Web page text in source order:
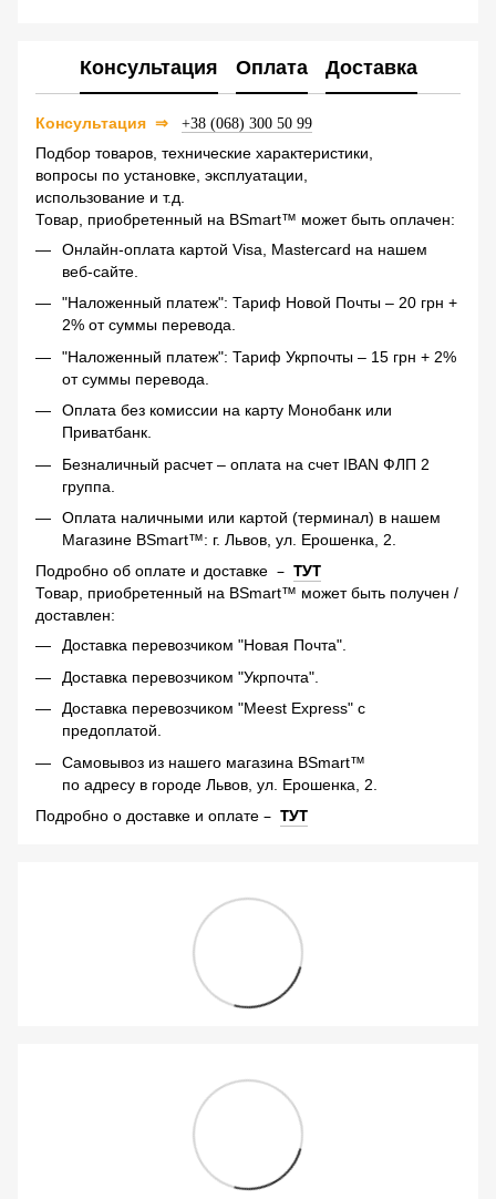
Консультация Оплата Доставка
Консультация ⇒ +38 (068) 300 50 99
Подбор товаров, технические характеристики,
вопросы по установке, эксплуатации,
использование и т.д.
Товар, приобретенный на BSmart™ может быть оплачен:
Онлайн-оплата картой Visa, Mastercard на нашем
веб-сайте.
"Наложенный платеж": Тариф Новой Почты – 20 грн +
2% от суммы перевода.
"Наложенный платеж": Тариф Укрпочты – 15 грн + 2%
от суммы перевода.
Оплата без комиссии на карту Монобанк или
Приватбанк.
Безналичный расчет – оплата на счет IBAN ФЛП 2
группа.
Оплата наличными или картой (терминал) в нашем
Магазине BSmart™: г. Львов, ул. Ерошенка, 2.
Подробно об оплате и доставке – ТУТ
Товар, приобретенный на BSmart™ может быть получен /
доставлен:
Доставка перевозчиком "Новая Почта".
Доставка перевозчиком "Укрпочта".
Доставка перевозчиком "Meest Express" с
предоплатой.
Самовывоз из нашего магазина BSmart™
по адресу в городе Львов, ул. Ерошенка, 2.
Подробно о доставке и оплате – ТУТ